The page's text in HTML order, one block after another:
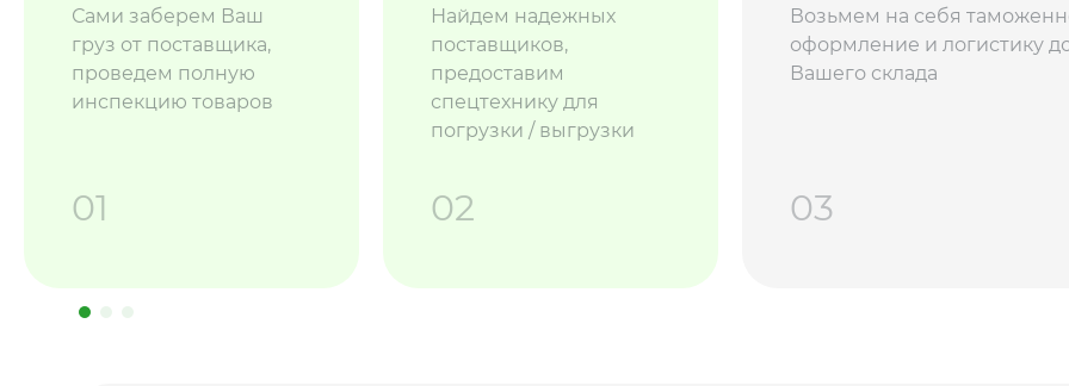
Сами заберем Ваш
груз от поставщика,
проведем полную
инспекцию товаров
01
Найдем надежных
поставщиков,
предоставим
спецтехнику для
погрузки / выгрузки
02
Возьмем на себя
оформление и логистику
Вашего склада
03